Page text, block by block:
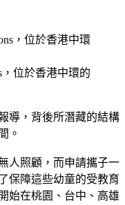
，位於香港中環的
導，背後所潛藏的結構
。
人照顧，而申請攜子一
保障這些幼童的受教育
始在桃園、台中、高雄